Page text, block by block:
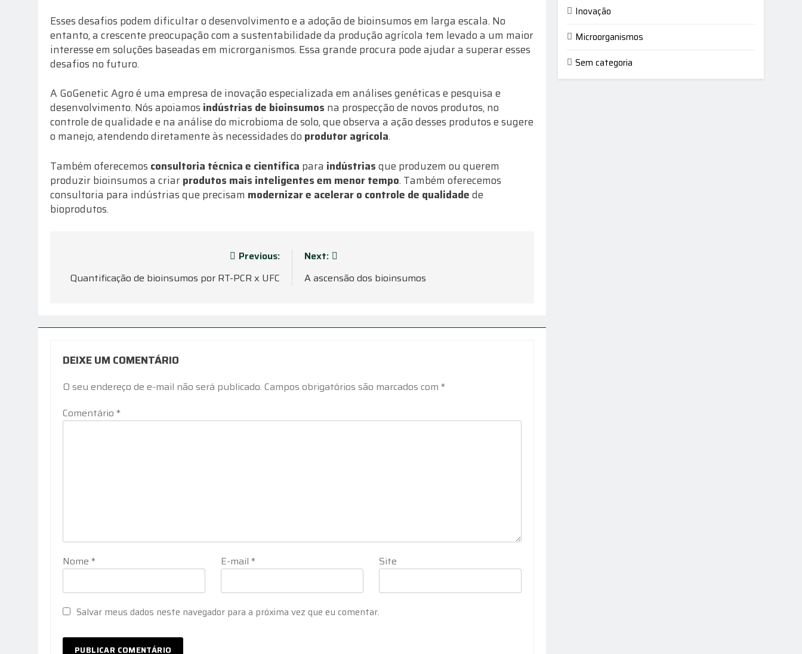
Esses desafios podem dificultar o desenvolvimento e a adoção de bioinsumos em larga escala. No
entanto, a crescente preocupação com a sustentabilidade da produção agrícola tem levado a um maior
interesse em soluções baseadas em microrganismos. Essa grande procura pode ajudar a superar esses
desafios no futuro.
A GoGenetic Agro é uma empresa de inovação especializada em análises genéticas e pesquisa e
desenvolvimento. Nós apoiamos indústrias de bioinsumos na prospecção de novos produtos, no
controle de qualidade e na análise do microbioma de solo, que observa a ação desses produtos e sugere
o manejo, atendendo diretamente às necessidades do produtor agrícola.
Também oferecemos consultoria técnica e científica para indústriasque produzem ou querem
produzir bioinsumos a criar produtos mais inteligentes em menor tempo. Também oferecemos
consultoria para indústrias que precisam modernizar e acelerar o controle de qualidadede
bioprodutos.
de
Previous:
Quantificação de bioinsumos por RT-PCR x UFC
Next:
A ascensão dos bioinsumos
DEIXE UM COMENTÁRIO
O seu endereço de e-mail não será publicado. Campos obrigatórios são marcados com *
Comentário *
Nome * E-mail* Site
Salvar meus dados neste navegador para a próxima vez que eu comentar.
Inovação
Microorganismos
Sem categoria